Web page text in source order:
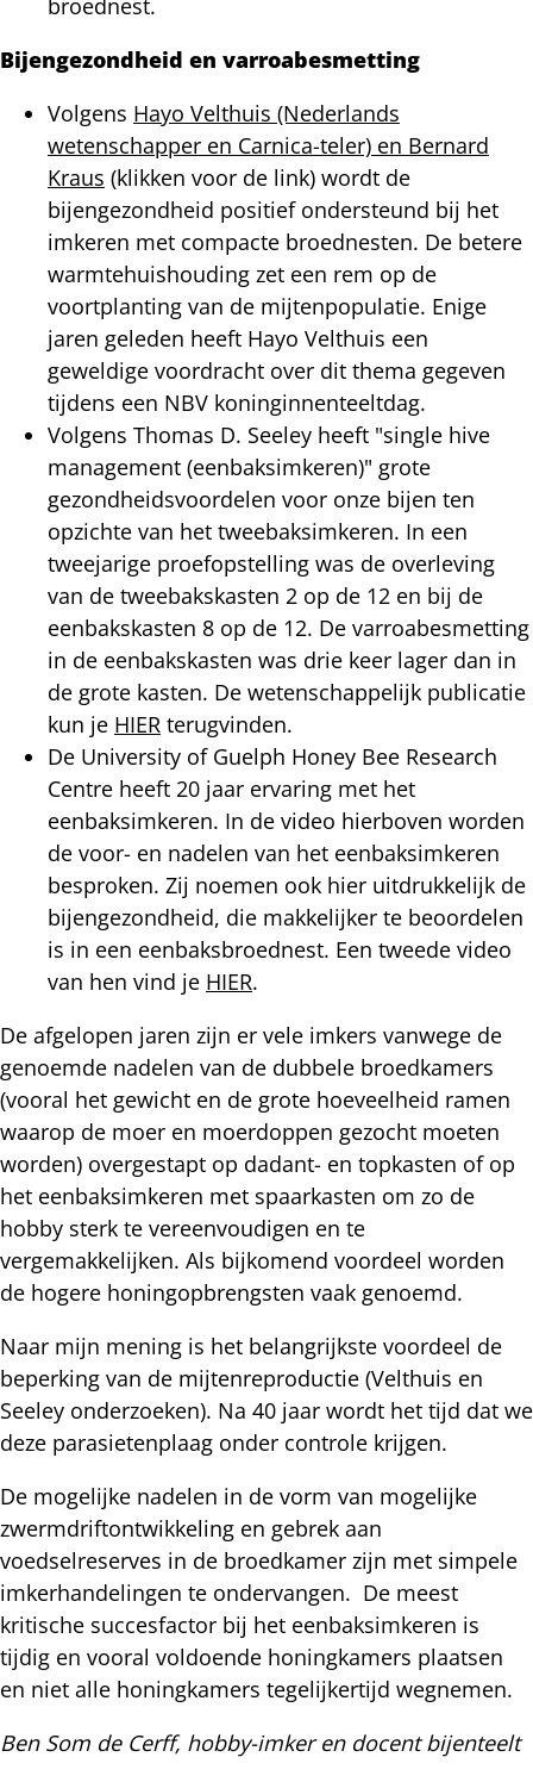
Bijengezondheid en varroabesmetting
Volgens Hayo Velthuis (Nederlands
wetenschapper en Carnica-teler) en Bernard
Kraus (klikken voor de link) wordt de
bijengezondheid positief ondersteund bij het
imkeren met compacte broednesten. De betere
warmtehuishouding zet een rem op de
voortplanting van de mijtenpopulatie. Enige
jaren geleden heeft Hayo Velthuis een
geweldige voordracht over dit thema gegeven
tijdens een NBV koninginnenteeltdag.
Volgens Thomas D. Seeley heeft "single hive
management (eenbaksimkeren)" grote
gezondheidsvoordelen voor onze bijen ten
opzichte van het tweebaksimkeren. In een
tweejarige proefopstelling was de overleving
van de tweebakskasten 2 op de 12 en bij de
eenbakskasten 8 op de 12. De varroabesmetting
in de eenbakskasten was drie keer lager dan in
de grote kasten. De wetenschappelijk publicatie
kun je HIER terugvinden.
De University of Guelph Honey Bee Research
Centre heeft 20 jaar ervaring met het
eenbaksimkeren. In de video hierboven worden
de voor- en nadelen van het eenbaksimkeren
besproken. Zij noemen ook hier uitdrukkelijk de
bijengezondheid, die makkelijker te beoordelen
is in een eenbaksbroednest. Een tweede video
van hen vind je HIER.
De afgelopen jaren zijn er vele imkers vanwege de
genoemde nadelen van de dubbele broedkamers
(vooral het gewicht en de grote hoeveelheid ramen
waarop de moer en moerdoppen gezocht moeten
worden) overgestapt op dadant- en topkasten of op
het eenbaksimkeren met spaarkasten om zo de
hobby sterk te vereenvoudigen en te
vergemakkelijken. Als bijkomend voordeel worden
de hogere honingopbrengsten vaak genoemd.
Naar mijn mening is het belangrijkste voordeel de
beperking van de mijtenreproductie (Velthuis en
Seeley onderzoeken). Na 40 jaar wordt het tijd dat we
deze parasietenplaag onder controle krijgen.
De mogelijke nadelen in de vorm van mogelijke
zwermdriftontwikkeling en gebrek aan
voedselreserves in de broedkamer zijn met simpele
imkerhandelingen te ondervangen. De meest
kritische succesfactor bij het eenbaksimkeren is
tijdig en vooral voldoende honingkamers plaatsen
en niet alle honingkamers tegelijkertijd wegnemen.
Ben Som de Cerff, hobby-imker en docent bijenteelt